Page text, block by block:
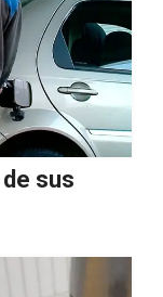
sus